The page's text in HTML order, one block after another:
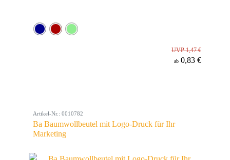
UVP 1,47 €
ab 0,83 €
Artikel-Nr.: 0010782
Ba Baumwollbeutel mit Logo-Druck für Ihr
Marketing